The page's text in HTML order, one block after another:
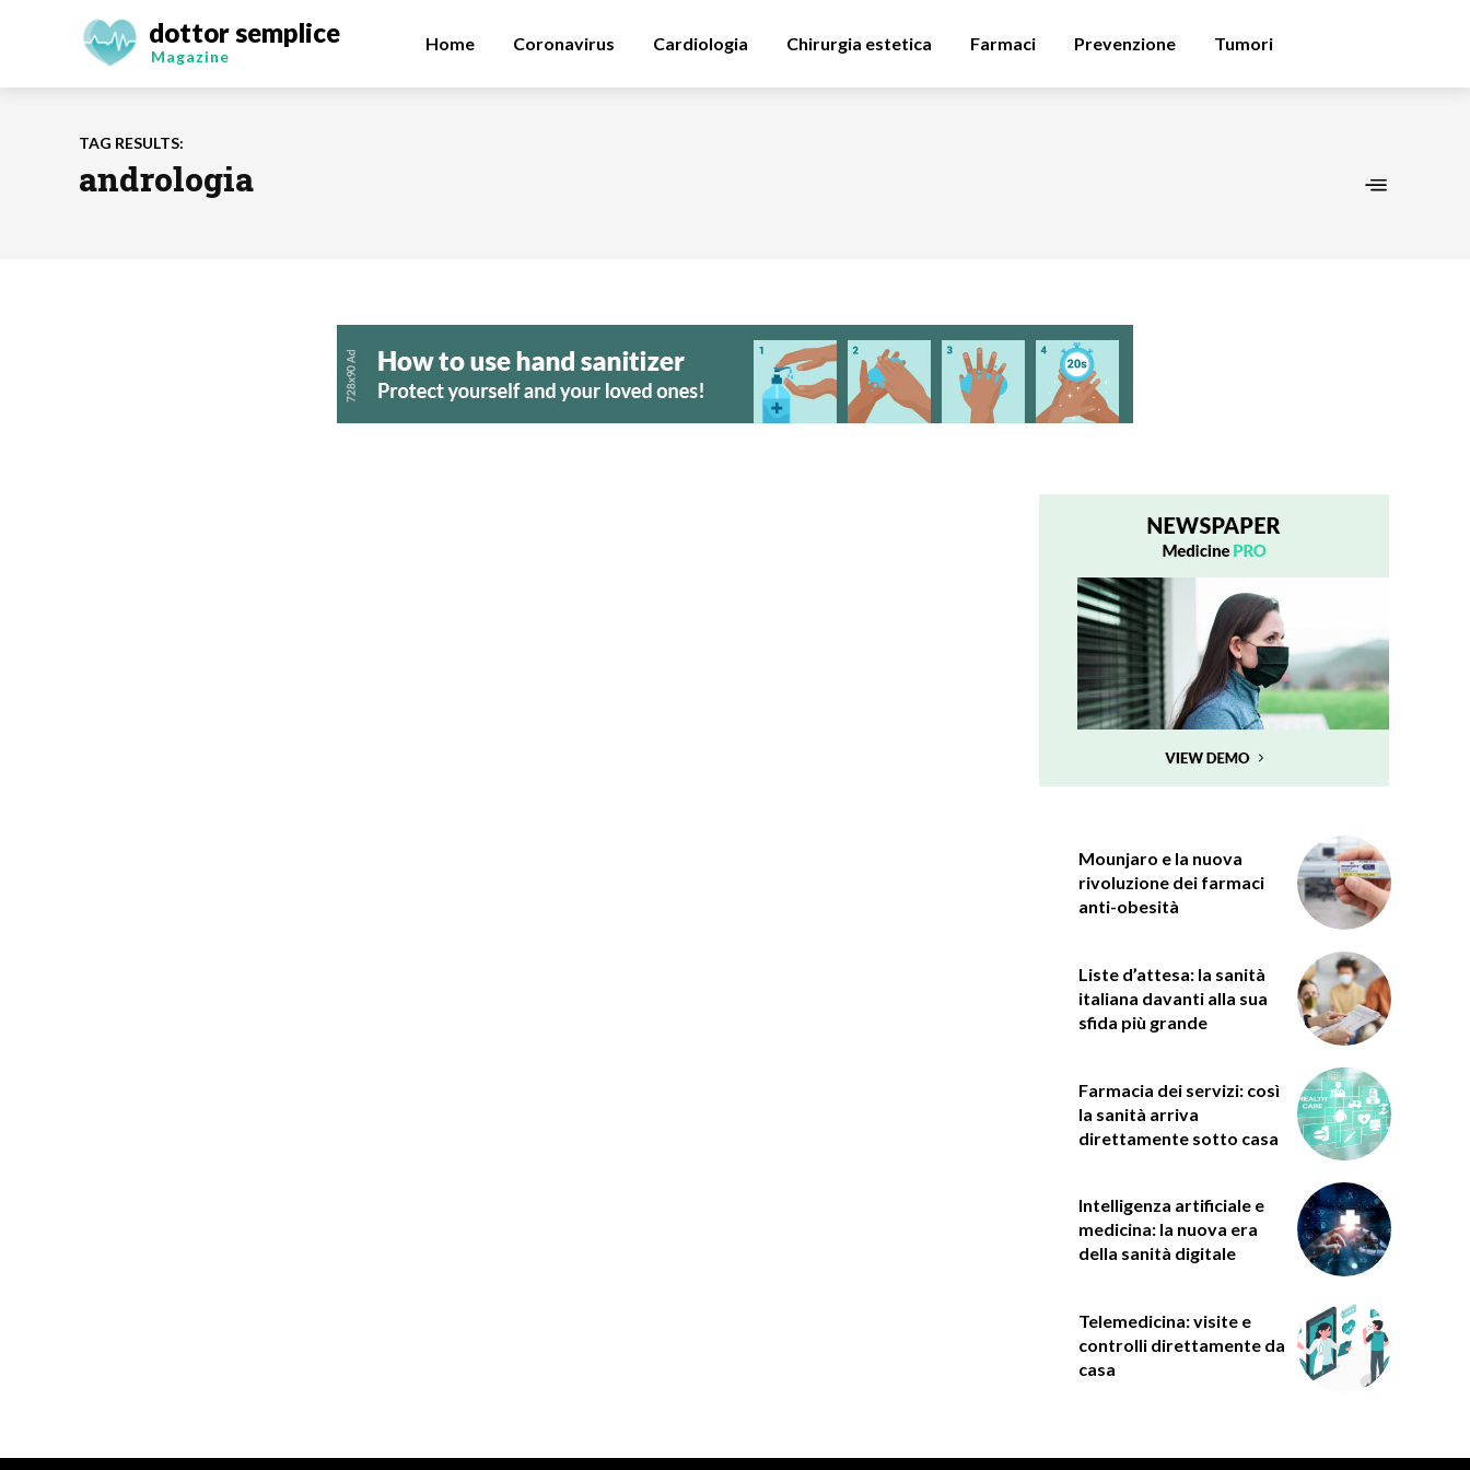
dottor semplice
Magazine
Home Coronavirus Cardiologia Chirurgia estetica Farmaci Prevenzione Tumori
TAG RESULTS:
andrologia
Mounjaro e la nuova
rivoluzione dei farmaci
anti-obesità
Liste d’attesa: la sanità
italiana davanti alla sua
sfida più grande
Farmacia dei servizi: così
la sanità arriva
direttamente sotto casa
Intelligenza artificiale e
medicina: la nuova era
della sanità digitale
Telemedicina: visite e
controlli direttamente da
casa